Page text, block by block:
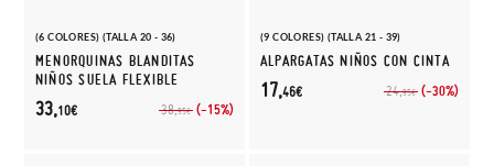
(6 COLORES) (TALLA 20 - 36)
MENORQUINAS BLANDITAS
NIÑOS SUELA FLEXIBLE
38,95€ (-15%)
33,10€
(9 COLORES) (TALLA 21 - 39)
ALPARGATAS NIÑOS CON CINTA
24,95€ (-30%)
17,46€